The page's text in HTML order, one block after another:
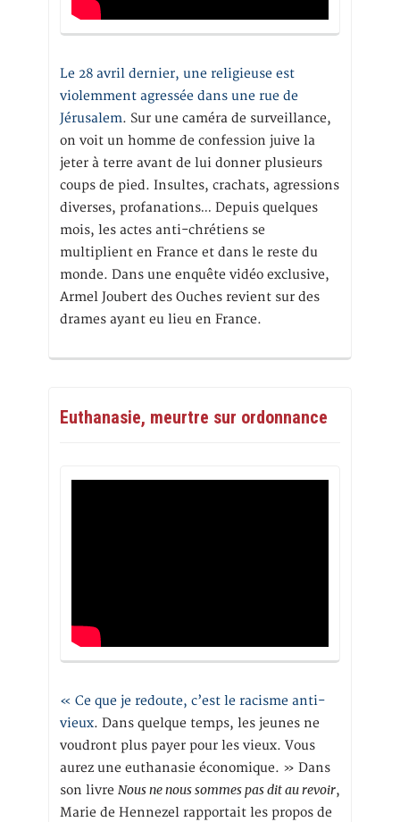
Le 28 avril dernier, une religieuse est
violemment agressée dans une rue de
Jérusalem. Sur une caméra de surveillance,
on voit un homme de confession juive la
jeter à terre avant de lui donner plusieurs
coups de pied. Insultes, crachats, agressions
diverses, profanations… Depuis quelques
mois, les actes anti-chrétiens se
multiplient en France et dans le reste du
monde. Dans une enquête vidéo exclusive,
Armel Joubert des Ouches revient sur des
drames ayant eu lieu en France.
Euthanasie, meurtre sur ordonnance
« Ce que je redoute, c’est le racisme anti-
vieux. Dans quelque temps, les jeunes ne
voudront plus payer pour les vieux. Vous
aurez une euthanasie économique. » Dans
son livre Nous ne nous sommes pas dit au revoir,
Marie de Hennezel rapportait les propos de